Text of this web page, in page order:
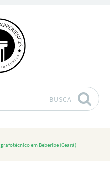
BUSCA
em Beberibe (Ceará)